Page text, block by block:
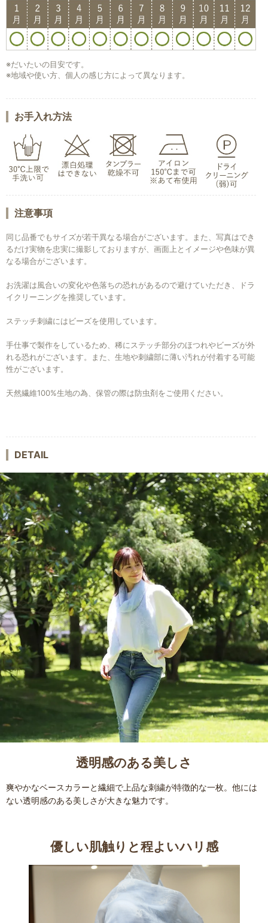
※だいたいの目安です。
※地域や使い方、個人の感じ方によって異なります。
お手入れ方法
注意事項
同じ品番でもサイズが若干異なる場合がございます。また、写真はでき
るだけ実物を忠実に撮影しておりますが、画面上とイメージや色味が異
なる場合がございます。
お洗濯は風合いの変化や色落ちの恐れがあるので避けていただき、ドラ
イクリーニングを推奨しています。
ステッチ刺繍にはビーズを使用しています。
手仕事で製作をしているため、稀にステッチ部分のほつれやビーズが外
れる恐れがございます。また、生地や刺繍部に薄い汚れが付着する可能
性がございます。
天然繊維100%生地の為、保管の際は防虫剤をご使用ください。
DETAIL
透明感のある美しさ
爽やかなベースカラーと繊細で上品な刺繍が特徴的な一枚。他には
ない透明感のある美しさが大きな魅力です。
優しい肌触りと程よいハリ感